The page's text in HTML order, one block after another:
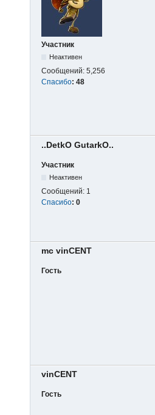
Участник
Неактивен
Сообщений: 5,256
Спасибо: 48
..DetkO GutarkO..
Участник
Неактивен
Сообщений: 1
Спасибо: 0
mc vinCENT
Гость
vinCENT
Гость